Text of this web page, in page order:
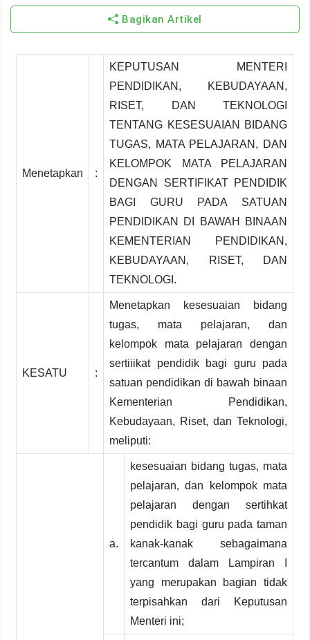
Bagikan Artikel
Menetapkan :
KEPUTUSAN MENTERI
PENDIDIKAN, KEBUDAYAAN,
RISET, DAN TEKNOLOGI
TENTANG KESESUAIAN BIDANG
TUGAS, MATA PELAJARAN, DAN
KELOMPOK MATA PELAJARAN
DENGAN SERTIFIKAT PENDIDIK
BAGI GURU PADA SATUAN
PENDIDIKAN DI BAWAH BINAAN
KEMENTERIAN PENDIDIKAN,
KEBUDAYAAN, RISET, DAN
TEKNOLOGI.
KESATU :
Menetapkan kesesuaian bidang
tugas, mata pelajaran, dan
kelompok mata pelajaran dengan
sertiiikat pendidik bagi guru pada
satuan pendidikan di bawah binaan
Kementerian Pendidikan,
Kebudayaan, Riset, dan Teknologi,
meliputi:
a.
kesesuaian bidang tugas, mata
pelajaran, dan kelompok mata
pelajaran dengan sertihkat
pendidik bagi guru pada taman
kanak-kanak sebagaimana
tercantum dalam Lampiran I
yang merupakan bagian tidak
terpisahkan dari Keputusan
Menteri ini;